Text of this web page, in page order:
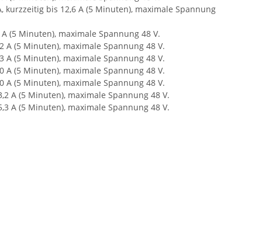
kurzzeitig bis 12,6 A (5 Minuten), maximale Spannung
(5 Minuten), maximale Spannung 48 V.
(5 Minuten), maximale Spannung 48 V.
(5 Minuten), maximale Spannung 48 V.
(5 Minuten), maximale Spannung 48 V.
(5 Minuten), maximale Spannung 48 V.
A (5 Minuten), maximale Spannung 48 V.
A (5 Minuten), maximale Spannung 48 V.